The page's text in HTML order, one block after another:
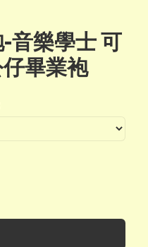
音樂學士 可
畢業袍